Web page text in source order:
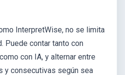
InterpretWise, no se limita
Puede contar tanto con
con IA, y alternar entre
y consecutivas según sea